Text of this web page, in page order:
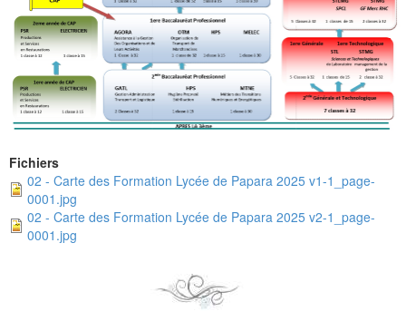
Fichiers
02 - Carte des Formation Lycée de Papara 2025 v1-1_page-
0001.jpg
02 - Carte des Formation Lycée de Papara 2025 v2-1_page-
0001.jpg